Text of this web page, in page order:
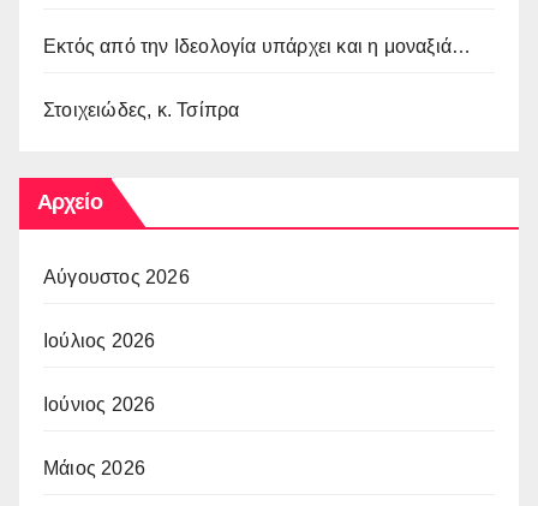
Εκτός από την Ιδεολογία υπάρχει και η μοναξιά…
Στοιχειώδες, κ. Τσίπρα
Αρχείο
Αύγουστος 2026
Ιούλιος 2026
Ιούνιος 2026
Μάιος 2026